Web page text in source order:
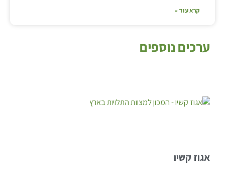
קרא עוד »
ערכים נוספים
אגוז קשיו